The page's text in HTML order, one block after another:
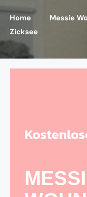
Home
Messie
Zicksee